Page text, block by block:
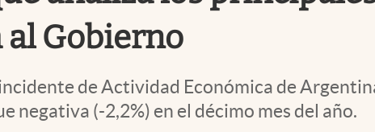
Gobierno
de Actividad Económica de
negativa (-2,2%) en el décimo mes del año.